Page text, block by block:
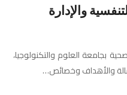
والإدارة
بجامعة العلوم والتكنولوجيا،
والأهداف وخصائص…